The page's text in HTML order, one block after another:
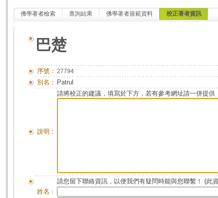
佛學著者檢索 查詢結果 佛學著者規範資料 校正著者資訊
巴楚
序號： 27794
別名： Patrul
說明：
請將校正的建議，填寫於下方，若有參考網址請一併提供
請您留下聯絡資訊，以便我們有疑問時能與您聯繫！ (此
姓名：